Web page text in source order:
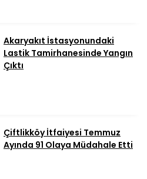
Akaryakıt İstasyonundaki
Lastik Tamirhanesinde Yangın
Çıktı
Çiftlikköy İtfaiyesi Temmuz
Ayında 91 Olaya Müdahale Etti